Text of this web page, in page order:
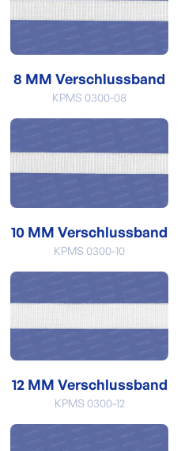
8 MM Verschlussband
KPMS 0300-08
10 MM Verschlussband
KPMS 0300-10
12 MM Verschlussband
KPMS 0300-12